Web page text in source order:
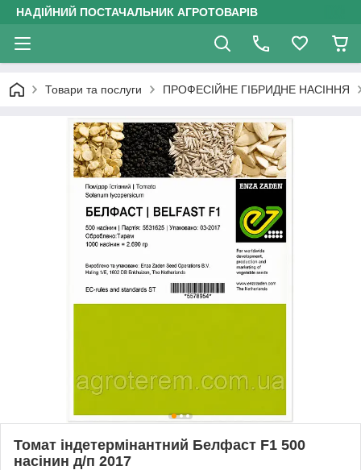
НАДІЙНИЙ ПОСТАЧАЛЬНИК АГРОТОВАРІВ
Товари та послуги ПРОФЕСІЙНЕ ГІБРИДНЕ НАСІННЯ
Томат індетермінантний Белфаст F1 500
насінин д/п 2017